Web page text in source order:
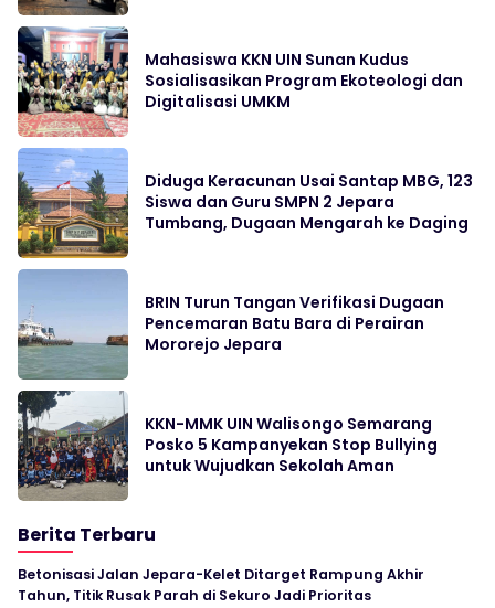
Mahasiswa KKN UIN Sunan Kudus
Sosialisasikan Program Ekoteologi dan
Digitalisasi UMKM
Diduga Keracunan Usai Santap MBG, 123
Siswa dan Guru SMPN 2 Jepara
Tumbang, Dugaan Mengarah ke Daging
BRIN Turun Tangan Verifikasi Dugaan
Pencemaran Batu Bara di Perairan
Mororejo Jepara
KKN-MMK UIN Walisongo Semarang
Posko 5 Kampanyekan Stop Bullying
untuk Wujudkan Sekolah Aman
Berita Terbaru
Betonisasi Jalan Jepara-Kelet Ditarget Rampung Akhir
Tahun, Titik Rusak Parah di Sekuro Jadi Prioritas